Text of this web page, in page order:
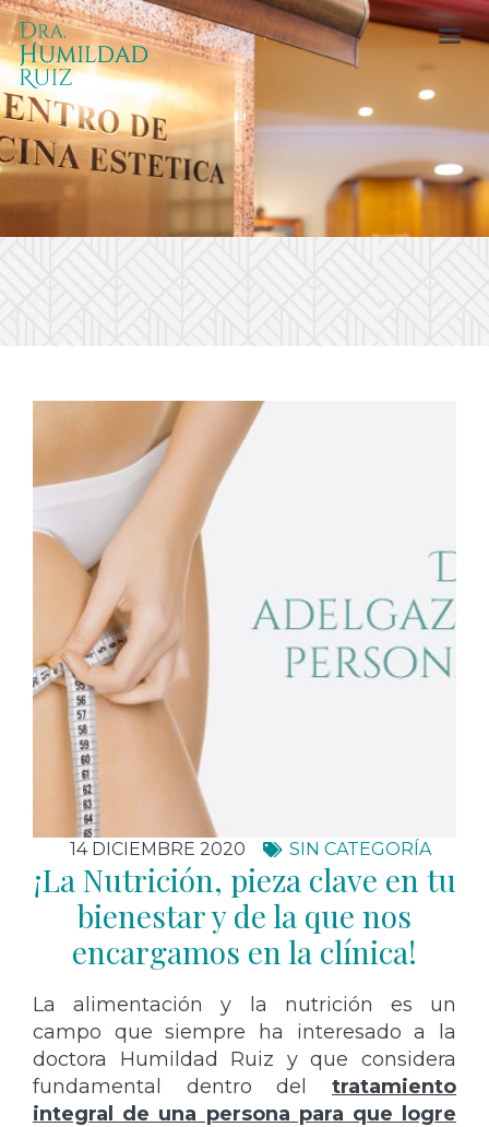
14 DICIEMBRE 2020 SIN CATEGORÍA
¡La Nutrición, pieza clave en tu
bienestar y de la que nos
encargamos en la clínica!
La alimentación y la nutrición es un
campo que siempre ha interesado a la
doctora Humildad Ruiz y que considera
fundamental dentro del tratamiento
integral de una persona para que logre